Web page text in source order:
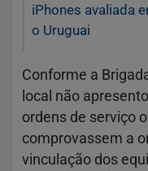
iPhones avaliada
o Uruguai
Conforme a
local não
ordens de serviço
comprovassem a
vinculação dos